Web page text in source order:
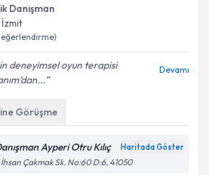
Danışman
İzmit
deneyimsel oyun terapisi
Devamı
Görüşme
Ayperi Otru Kılıç Haritada Göster
Çakmak Sk. No:60 D:6, 41050